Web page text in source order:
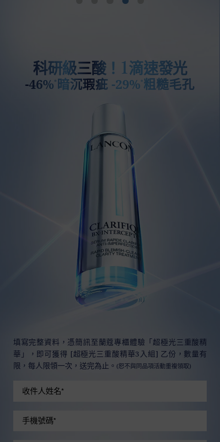
科研級三酸！ 1滴速發光
-46%* 暗沉瑕疵 -29%*粗糙毛孔
填寫完整資料，憑簡訊至蘭蔻專櫃體驗「超極光三重酸精
華」，即可獲得 [超極光三重酸精華3入組] 乙份，數量有
限，每人限領一次，送完為止。 (恕不與同品項活動重複領取)
收件人姓名 *
手機號碼*